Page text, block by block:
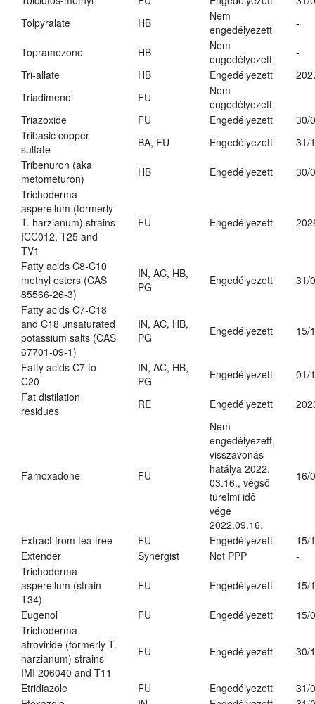
Tolpyralate
HB
Nem
engedélyezett
-
Topramezone HB
Nem
engedélyezett
-
Tri-allate
HB Engedélyezett
Triadimenol
FU
Nem
engedélyezett
Triazoxide
FU Engedélyezett
30/
Tribasic copper
sulfate
BA, FU Engedélyezett
31/
Tribenuron (aka
metometuron)
HB Engedélyezett
30/
Trichoderma
asperellum (formerly
T. harzianum) strains
ICC012, T25 and
TV1
FU Engedélyezett
Fatty acids C8-C10
methyl esters (CAS
85566-26-3)
IN, AC, HB,
PG
Engedélyezett 31/
Fatty acids C7-C18
and C18 unsaturated
potassium salts (CAS
67701-09-1)
IN, AC, HB,
PG
Engedélyezett 15/
Fatty acids C7 to
C20
IN, AC, HB,
PG
Engedélyezett
01/
Fat distilation
residues
RE Engedélyezett
Famoxadone FU
Nem
engedélyezett,
visszavonás
hatálya 2022.
03.16., végső
türelmi idő
vége
2022.09.16.
16/
Extract from tea tree FU Engedélyezett
15/
Extender
Synergist Not PPP
-
Trichoderma
asperellum (strain
T34)
FU Engedélyezett 15/
Eugenol FU Engedélyezett
15/
Trichoderma
atroviride (formerly T.
harzianum) strains
IMI 206040 and T11
FU Engedélyezett 30/
Etridiazole FU Engedélyezett
31/